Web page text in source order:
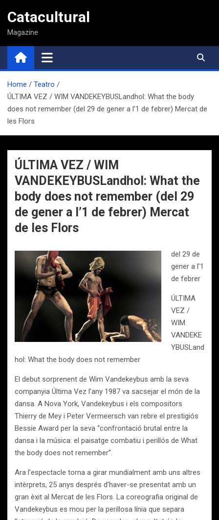
contenido
Catacultural
Magazine
Home
Teatro
ÚLTIMA VEZ / WIM VANDEKEYBUSLandhol: What the body
does not remember (del 29 de gener a l’1 de febrer) Mercat de
les Flors
ÚLTIMA VEZ / WIM
VANDEKEYBUSLandhol: What the
body does not remember (del 29
de gener a l’1 de febrer) Mercat
de les Flors
del 29 de
gener a l’1
de febrer
ÚLTIMA
VEZ /
WIM
VANDEKE
YBUSLand
hol: What the body does not remember
El debut sorprenent de Wim Vandekeybus amb la seva
companyia Última Vez l’any 1987 va sacsejar el món de la
dansa. A Nova York, Vandekeybus i els compositors
Thierry de Mey i Peter Vermeersch van rebre el prestigiós
Bessie Award per la seva “confrontació brutal entre la
dansa i la música: el paisatge combatiu i perillós de What
the body does not remember”.
Ara l’espectacle torna a girar mundialment amb uns altres
intèrprets, 25 anys després d’haver-se presentat amb un
gran èxit al Mercat de les Flors. La coreografia original de
Vandekeybus es mou per la perillosa línia que separa